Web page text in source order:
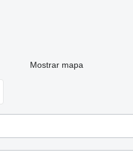
Mostrar mapa